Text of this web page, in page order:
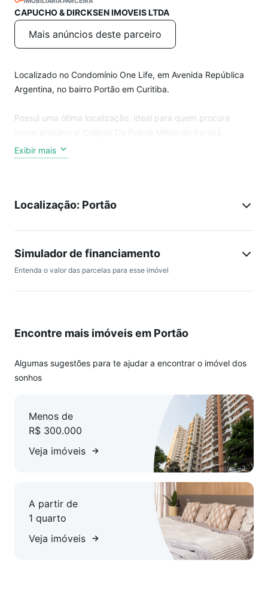
CAPUCHO & DIRCKSEN IMOVEIS LTDA
Mais anúncios deste parceiro
Localizado no Condomínio One Life, em Avenida República
Argentina, no bairro Portão em Curitiba.
Possui uma ótima localização, ideal para quem procura
Desfrute de uma estrutura de condomínio, com diversas
. Churrasqueira condominial;
. Portaria;
. Sala de Jogos;
. Elevador Social;
. Espaço gourmet;
. Lounge;
. Solarium;
. Vestiários;
O preço final deste imóvel está sujeito a possíveis reajustes,
bem como taxas de IPTU e condomínio.
Exibir mais
Localização: Portão
Simulador de financiamento
Entenda o valor das parcelas para esse imóvel
Encontre mais imóveis em Portão
Algumas sugestões para te ajudar a encontrar o imóvel dos
sonhos
Menos de
R$ 300.000
Veja imóveis
A partir de
1 quarto
Veja imóveis